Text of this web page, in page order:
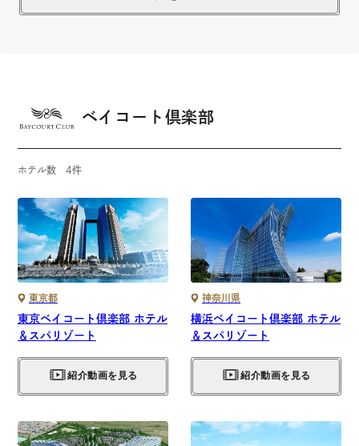
ベイコート倶楽部
ホテル数 4件
東京都
東京ベイコート倶楽部 ホテル
＆スパリゾート
紹介動画を見る
神奈川県
横浜ベイコート倶楽部 ホテル
＆スパリゾート
紹介動画を見る